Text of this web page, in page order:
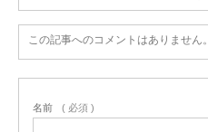
この記事へのコメントはありません。
名前 ( 必須 )